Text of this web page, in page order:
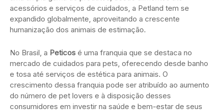
acessórios e serviços de cuidados, a Petland tem se
expandido globalmente, aproveitando a crescente
humanização dos animais de estimação.
No Brasil, a Peticos é uma franquia que se destaca no
mercado de cuidados para pets, oferecendo desde banho
e tosa até serviços de estética para animais. O
crescimento dessa franquia pode ser atribuído ao aumento
do número de pet lovers e à disposição desses
consumidores em investir na saúde e bem-estar de seus